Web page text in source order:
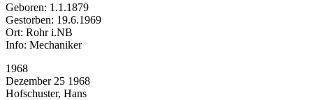
Geboren: 1.1.1879
Gestorben: 19.6.1969
Ort: Rohr i.NB
Info: Mechaniker
1968
Dezember 25 1968
Hofschuster, Hans